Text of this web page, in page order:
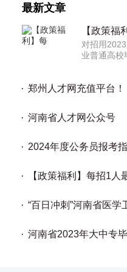
最新文章
【政策福
对招用
业普通高校
郑州人才网充值平台！
河南省人才网公众号
2024年度公务员报考
【政策福利】每招1人
“百日冲刺”河南省医学
河南省2023年大中专